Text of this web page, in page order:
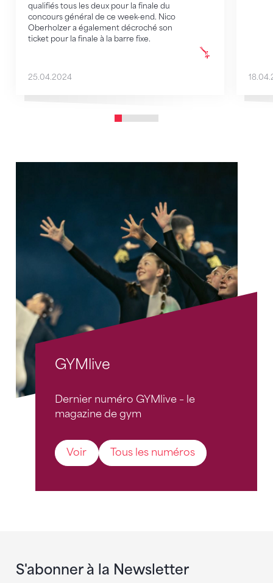
qualifiés tous les deux pour la finale du
concours général de ce week-end. Nico
Oberholzer a également décroché son
ticket pour la finale à la barre fixe.
25.04.2024
GYMlive
Dernier numéro GYMlive – le
magazine de gym
Voir Tous les numéros
S'abonner à la Newsletter